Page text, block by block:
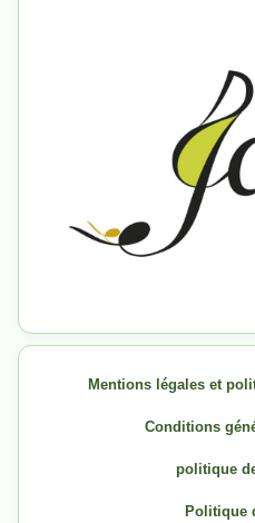
Mentions légales et
Conditions
politique
Politique